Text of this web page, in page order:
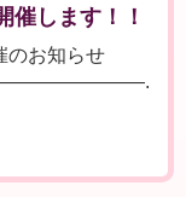
催します！！
のお知らせ